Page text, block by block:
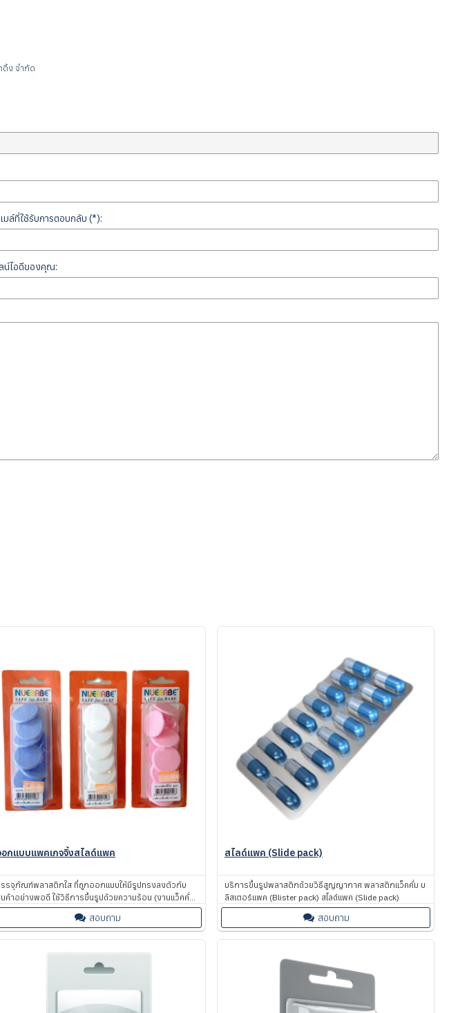
ดิ้ง จำกัด
มล์ที่ใช้รับการตอบกลับ (*):
น์ไอดีของคุณ:
อกแบบแพคเกจจิ้งสไลด์แพค
รจุภัณฑ์พลาสติกใส ที่ถูกออกแบบให้มีรูปทรงลงตัวกับ
ค้าอย่างพอดี ใช้วิธีการขึ้นรูปด้วยความร้อน (งานแว็คคั่ม)
ยยกระดับสินค้าให้ดูสวยงาม น่าสนใจมากยิ่งขึ้น รวมทั้งยัง
โดดเด่นในด้านความแข็งแรง ป้องกันสินค้าได้เป็นอย่างดี
สอบถาม
สไลด์แพค (Slide pack)
บริการขึ้นรูปพลาสติกด้วยวิธีสูญญากาศ พลาสติกแว็คคั่ม บ
ลิสเตอร์แพค (Blister pack) สไลด์แพค (Slide pack)
สอบถาม